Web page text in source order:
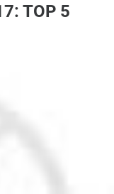
TOP 5